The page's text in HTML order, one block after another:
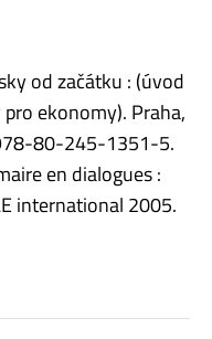
od začátku : (úvod
ekonomy). Praha,
80-245-1351-5.
en dialogues :
international 2005.